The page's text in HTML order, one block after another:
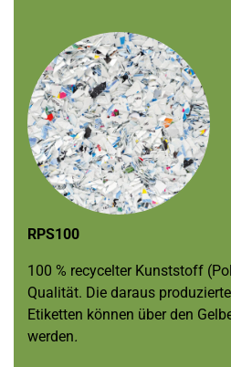
RPS100
100 % recycelter Kunststoff
Qualität. Die daraus
Etiketten können über den
werden.